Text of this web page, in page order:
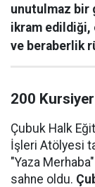
unutulmaz bir
ikram edildiği,
ve beraberlik
200
Çubuk Halk
İşleri Atölyesi
"Yaza
sahne oldu.